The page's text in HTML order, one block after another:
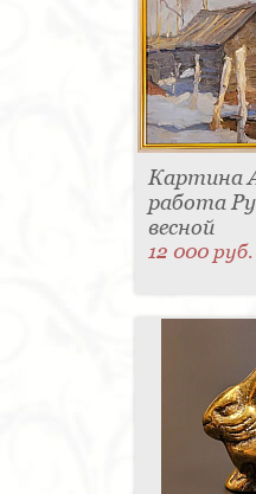
Картина
работа
весной
12 000